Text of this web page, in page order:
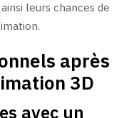
leurs chances de
après
3D
avec un